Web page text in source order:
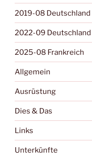
2019-08 Deutschland
2022-09 Deutschland
2025-08 Frankreich
Allgemein
Ausrüstung
Dies & Das
Links
Unterkünfte